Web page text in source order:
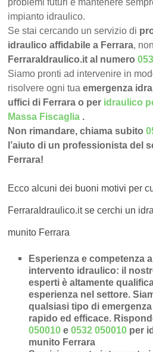
problemi futuri e mantenere
impianto idraulico.
Se stai cercando un servizio di
idraulico affidabile a Ferrara,
FerraraIdraulico.it al numero
Siamo pronti ad intervenire in
risolvere ogni tuaemergenza
uffici di Ferrara o per idraulico
Massa Fiscaglia .
Non rimandare, chiama subito
l’aiuto di un professionista del
Ferrara!
Ecco alcuni dei buoni motivi per
FerraraIdraulico.it se cerchi un
munito Ferrara
Esperienza e competenza
intervento idraulico: il
esperti è altamente
esperienza nel settore.
qualsiasi tipo di
rapido ed efficace.
050010 e0532 050010 per
munito Ferrara